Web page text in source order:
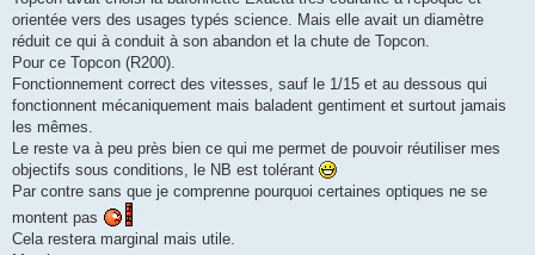
orientée vers des usages typés science. Mais elle avait un diamètre
réduit ce qui à conduit à son abandon et la chute de Topcon.
Pour ce Topcon (R200).
Fonctionnement correct des vitesses, sauf le 1/15 et au dessous qui
fonctionnent mécaniquement mais baladent gentiment et surtout jamais
les mêmes.
Le reste va à peu près bien ce qui me permet de pouvoir réutiliser mes
objectifs sous conditions, le NB est tolérant
Par contre sans que je comprenne pourquoi certaines optiques ne se
montent pas
Cela restera marginal mais utile.